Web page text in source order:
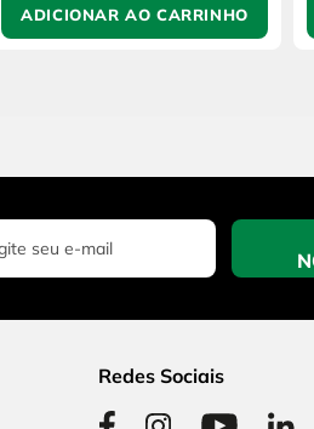
ADICIONAR AO CARRINHO
Redes Sociais